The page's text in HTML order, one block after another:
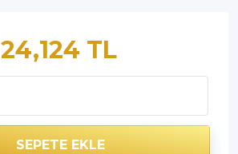
24,124 TL
SEPETE EKLE